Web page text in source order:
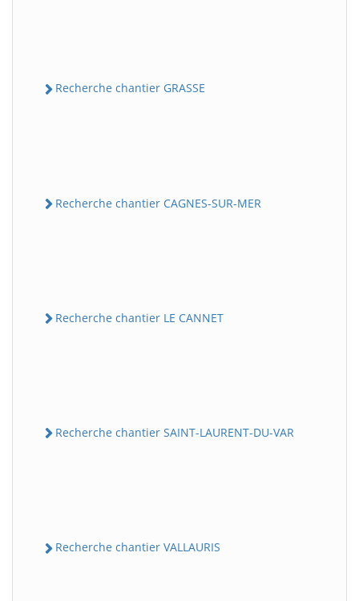
Recherche chantier GRASSE
Recherche chantier CAGNES-SUR-MER
Recherche chantier LE CANNET
Recherche chantier SAINT-LAURENT-DU-VAR
Recherche chantier VALLAURIS